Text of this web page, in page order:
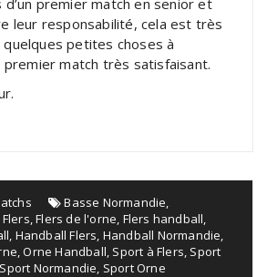
leur responsabilité, cela est très
quelques petites choses à
premier match très satisfaisant.
Basse Normandie
Flers ,Flers de l'orne Flers handball
Handball Flers Handball Normandie
,Orne Handball Sport à Flers Sport
Sport Normandie Sport Orne